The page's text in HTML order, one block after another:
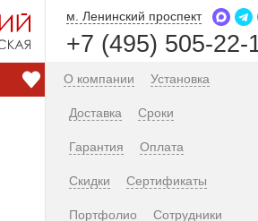
м. Ленинский проспект
+7 (495) 505-22-
О компании Установка
Доставка Сроки
Гарантия Оплата
Скидки Сертификаты
Портфолио Сотрудники